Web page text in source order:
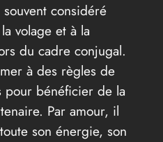
considéré
volage et à la
du cadre conjugal.
à des règles de
pour bénéficier de la
Par amour, il
son énergie, son